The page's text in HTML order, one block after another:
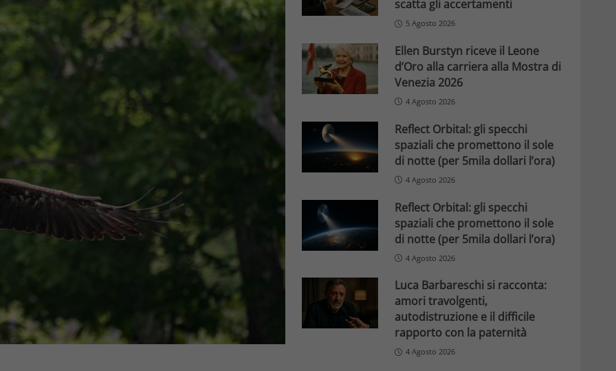
scatta gli accertamenti
5 Agosto 2026
Ellen Burstyn riceve il Leone
d’Oro alla carriera alla Mostra di
Venezia 2026
4 Agosto 2026
Reflect Orbital: gli specchi
spaziali che promettono il sole
di notte (per 5mila dollari l’ora)
4 Agosto 2026
Reflect Orbital: gli specchi
spaziali che promettono il sole
di notte (per 5mila dollari l’ora)
4 Agosto 2026
Luca Barbareschi si racconta:
amori travolgenti,
autodistruzione e il difficile
rapporto con la paternità
4 Agosto 2026